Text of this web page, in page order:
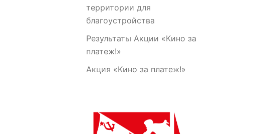
территории для
благоустройства
Результаты Акции «Кино за
платеж!»
Акция «Кино за платеж!»